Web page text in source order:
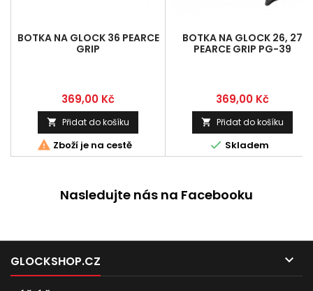
BOTKA NA GLOCK 36 PEARCE
GRIP
Cena
369,00 Kč
 Přidat do košíku
 Zboží je na cestě
BOTKA NA GLOCK 26, 27
PEARCE GRIP PG-39
Cena
369,00 Kč
 Přidat do košíku
 Skladem
Nasledujte nás na Facebooku
GLOCKSHOP.CZ 